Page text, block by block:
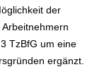
der
TzBfG um eine
ergänzt.